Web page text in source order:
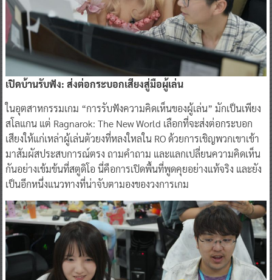
เปิดบ้านรับฟัง: ส่งต่อกระบอกเสียงสู่มือผู้เล่น
ในอุตสาหกรรมเกม “การรับฟังความคิดเห็นของผู้เล่น” มักเป็นเพียง
สโลแกน แต่ Ragnarok: The New World เลือกที่จะส่งต่อกระบอก
เสียงให้แก่เหล่าผู้เล่นตัวยงที่หลงใหลใน RO ด้วยการเชิญพวกเขาเข้า
มาสัมผัสประสบการณ์ตรง ถามคำถาม และแลกเปลี่ยนความคิดเห็น
กันอย่างเข้มข้นที่สตูดิโอ นี่คือการเปิดพื้นที่พูดคุยอย่างแท้จริง และยัง
เป็นอีกหนึ่งแนวทางที่น่าจับตามองของวงการเกม